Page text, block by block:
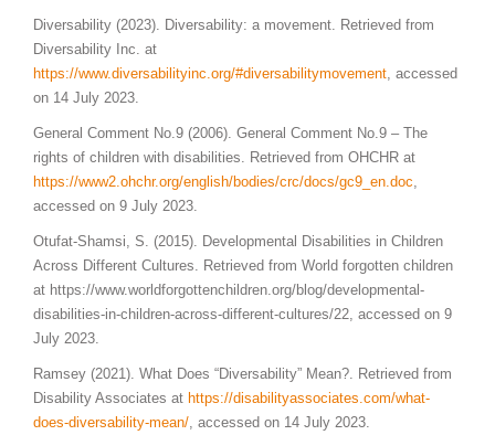
Diversability (2023). Diversability: a movement. Retrieved from
Diversability Inc. at
https://www.diversabilityinc.org/#diversabilitymovement, accessed
on 14 July 2023.
General Comment No.9 (2006). General Comment No.9 – The
rights of children with disabilities. Retrieved from OHCHR at
https://www2.ohchr.org/english/bodies/crc/docs/gc9_en.doc,
accessed on 9 July 2023.
Otufat-Shamsi, S. (2015). Developmental Disabilities in Children
Across Different Cultures. Retrieved from World forgotten children
at https://www.worldforgottenchildren.org/blog/developmental-
disabilities-in-children-across-different-cultures/22, accessed on 9
July 2023.
Ramsey (2021). What Does “Diversability” Mean?. Retrieved from
Disability Associates at https://disabilityassociates.com/what-
does-diversability-mean/, accessed on 14 July 2023.